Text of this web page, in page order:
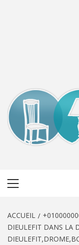
ACCUEIL
DIEULEFIT DANS LA